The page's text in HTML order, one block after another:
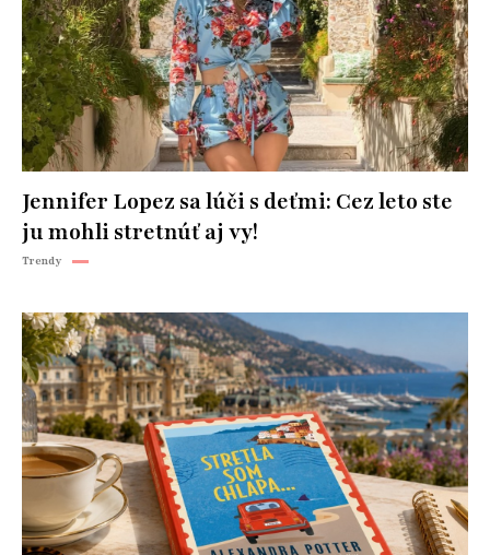
Jennifer Lopez sa lúči s deťmi: Cez leto ste
ju mohli stretnúť aj vy!
Trendy